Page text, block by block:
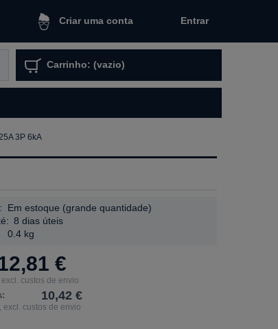
Criar uma conta Entrar
Carrinho: (vazio)
3P 6kA
Em estoque (grande quantidade)
8 dias úteis
0.4 kg
€
custos de envio
10,42 €
excl. custos de envio